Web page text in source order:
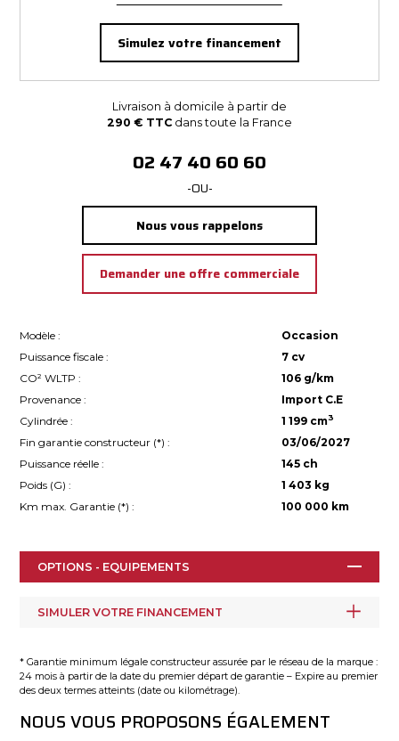
Simulez votre financement
Livraison à domicile à partir de
290 € TTC dans toute la France
02 47 40 60 60
-OU-
Nous vous rappelons
Demander une offre commerciale
Modèle :
Occasion
Puissance fiscale :
7 cv
CO² WLTP :
106 g/km
Provenance :
Import C.E
Cylindrée :
1 199 cm3
Fin garantie constructeur (*) :
03/06/2027
Puissance réelle :
145 ch
Poids (G) :
1 403 kg
Km max. Garantie (*) : 100 000 km
OPTIONS - EQUIPEMENTS
SIMULER VOTRE FINANCEMENT
* Garantie minimum légale constructeur assurée par le réseau de la marque :
24 mois à partir de la date du premier départ de garantie – Expire au premier
des deux termes atteints (date ou kilométrage).
NOUS VOUS PROPOSONS ÉGALEMENT